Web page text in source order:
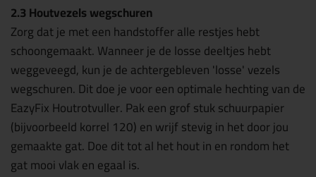
2.3 Houtvezels wegschuren
Zorg dat je met een handstoffer alle restjes hebt
schoongemaakt. Wanneer je de losse deeltjes hebt
weggeveegd, kun je de achtergebleven 'losse' vezels
wegschuren. Dit doe je voor een optimale hechting van de
EazyFix Houtrotvuller. Pak een grof stuk schuurpapier
(bijvoorbeeld korrel 120) en wrijf stevig in het door jou
gemaakte gat. Doe dit tot al het hout in en rondom het
gat mooi vlak en egaal is.